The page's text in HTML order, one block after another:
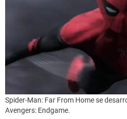
Spider-Man: Far From Home se
Avengers: Endgame.